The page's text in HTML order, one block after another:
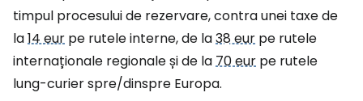
timpul procesului de rezervare, contra unei taxe de
la14 eur pe rutele interne, de la38 eur pe rutele
internaționale regionale și de la70 eur pe rutele
lung-curier spre/dinspre Europa.